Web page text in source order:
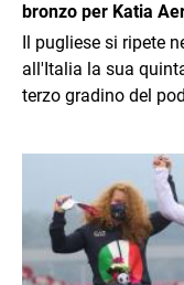
bronzo per Katia
Il pugliese si ripete
all'Italia la sua
terzo gradino del